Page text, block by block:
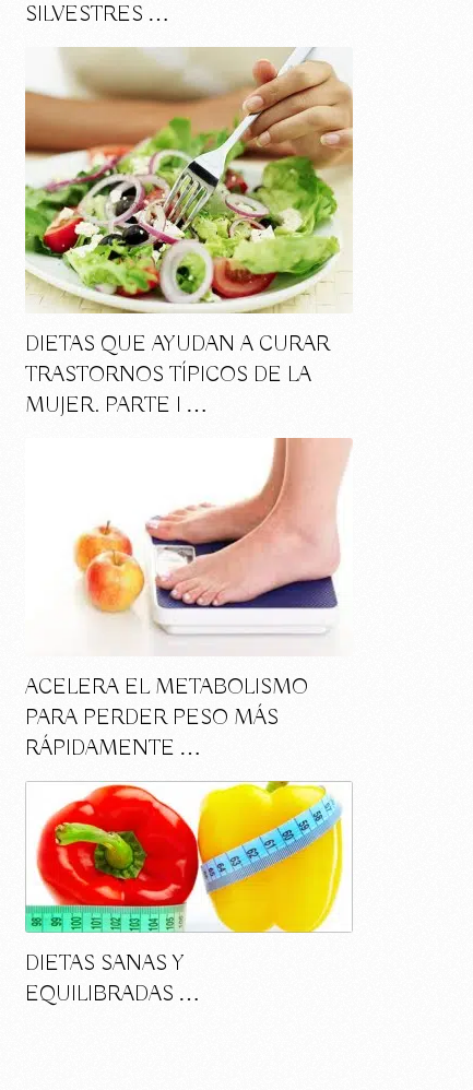
SILVESTRES …
DIETAS QUE AYUDAN A CURAR
TRASTORNOS TÍPICOS DE LA
MUJER. PARTE I …
ACELERA EL METABOLISMO
PARA PERDER PESO MÁS
RÁPIDAMENTE …
DIETAS SANAS Y
EQUILIBRADAS …